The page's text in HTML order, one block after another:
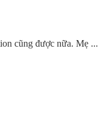
cũng được nữa. Mẹ ...